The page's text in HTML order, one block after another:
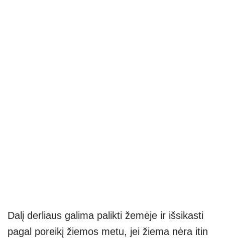
Dalį derliaus galima palikti žemėje ir išsikasti
pagal poreikį žiemos metu, jei žiema nėra itin